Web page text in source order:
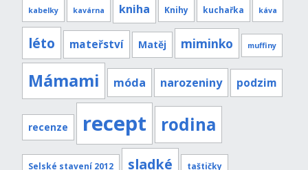
kabelky kavárna kniha Knihy kuchařka káva
léto mateřství Matěj miminko muffiny
Mámami móda narozeniny podzim
recenze recept rodina
Selské stavení 2012 sladké taštičky